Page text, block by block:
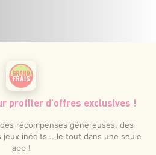
profiter d’offres exclusives !
récompenses généreuses, des
jeux inédits... le tout dans une seule
app !